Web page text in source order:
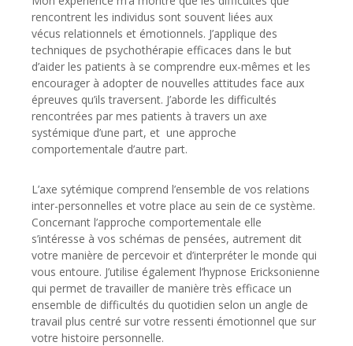
rencontrent les individus sont souvent liées aux
vécus relationnels et émotionnels. J’applique des
techniques de psychothérapie efficaces dans le but
d’aider les patients à se comprendre eux-mêmes et les
encourager à adopter de nouvelles attitudes face aux
épreuves qu’ils traversent. J’aborde les difficultés
rencontrées par mes patients à travers un axe
systémique d’une part, et une approche
comportementale d’autre part.
L’axe sytémique comprend l’ensemble de vos relations
inter-personnelles et votre place au sein de ce système.
Concernant l’approche comportementale elle
s’intéresse à vos schémas de pensées, autrement dit
votre manière de percevoir et d’interpréter le monde qui
vous entoure. J’utilise également l’hypnose Ericksonienne
qui permet de travailler de manière très efficace un
ensemble de difficultés du quotidien selon un angle de
travail plus centré sur votre ressenti émotionnel que sur
votre histoire personnelle.